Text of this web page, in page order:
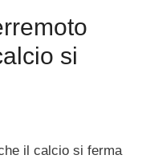
si
il calcio si ferma